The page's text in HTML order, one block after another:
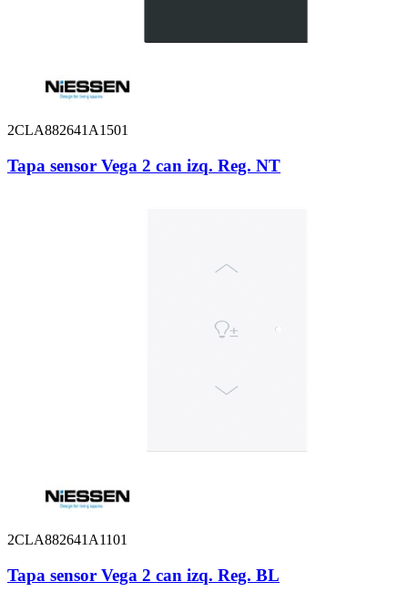
2CLA882641A1501
Tapa sensor Vega 2 can izq. Reg. NT
2CLA882641A1101
Tapa sensor Vega 2 can izq. Reg. BL